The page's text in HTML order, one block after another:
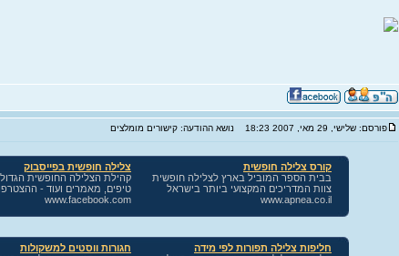
פורסם: שלישי, 29 מאי, 2007 18:23 נושא ההודעה: קישורים מומלצים